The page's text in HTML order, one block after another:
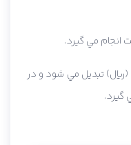
انجام مي گيرد.
(ريال) تبديل مي شود و در
گيرد.